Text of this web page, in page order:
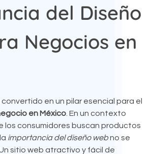
del Diseño
Negocios en
en un pilar esencial para el
en México. En un contexto
los consumidores buscan productos
importancia del diseño webno se
sitio web atractivo y fácil de